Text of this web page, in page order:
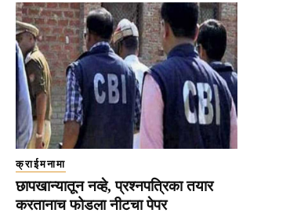
क्राईमनामा
छापखान्यातून नव्हे, प्रश्नपत्रिका तयार
करतानाच फोडला नीटचा पेपर